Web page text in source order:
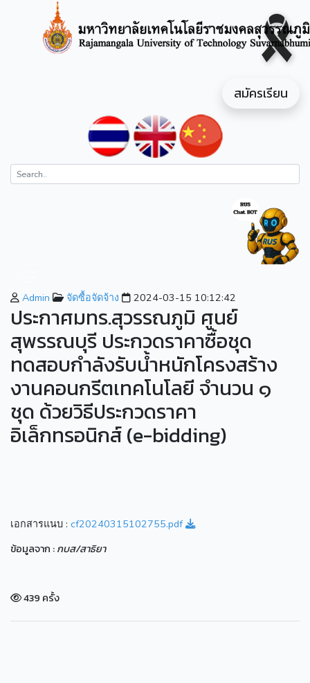
สมัครเรียน
Admin จัดซื้อจัดจ้าง 2024-03-15 10:12:42
ประกาศมทร.สุวรรณภูมิ ศูนย์
สุพรรณบุรี ประกวดราคาซื้อชุด
ทดสอบกำลังรับน้ำหนักโครงสร้าง
งานคอนกรีตเทคโนโลยี จำนวน ๑
ชุด ด้วยวิธีประกวดราคา
อิเล็กทรอนิกส์ (e-bidding)
เอกสารแนบ : cf20240315102755.pdf
ข้อมูลจาก :กบส/สาธิยา
439 ครั้ง